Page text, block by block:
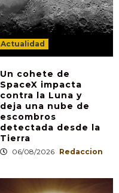
Actualidad
Un cohete de
SpaceX impacta
contra la Luna y
deja una nube de
escombros
detectada desde la
Tierra
06/08/2026 Redaccion